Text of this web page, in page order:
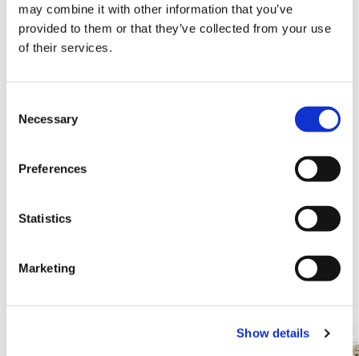
may combine it with other information that you’ve
provided to them or that they’ve collected from your use
of their services.
Necessary
Preferences
Statistics
Marketing
Show details
どを考えて、事前に商品をご用意致します。
・当日、日本橋三越 本館３階パーソナルショッピングデスク
望を詳しくお伺い致します。
・事前にご用意させて頂いた商品のご説明をさせて頂きます。
更に、当日ご一緒にフロアを回りながらお客さまにぴったりの
※商品のご購入は、必須ではございません。